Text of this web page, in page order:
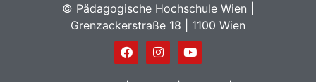
© Pädagogische Hochschule Wien |
Grenzackerstraße 18 | 1100 Wien